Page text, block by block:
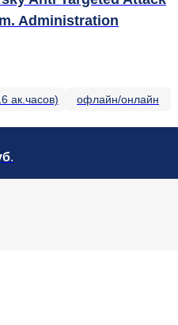
Administration
ак.часов) офлайн/онлайн
.